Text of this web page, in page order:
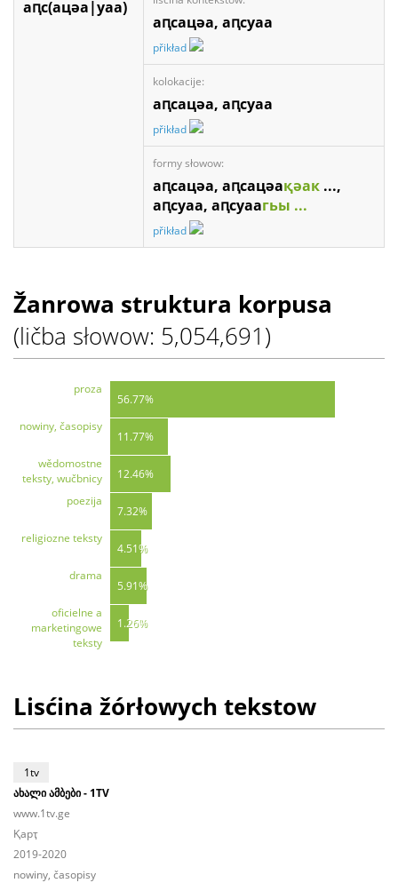
аԥс(ацәа|уаа)
аԥсацәа, аԥсуаа
přikład
kolokacije:
аԥсацәа, аԥсуаа
přikład
formy słowow:
аԥсацәа, аԥсацәақәак ...,
аԥсуаа, аԥсуаагьы ...
přikład
Žanrowa struktura korpusa
(ličba słowow: 5,054,691)
proza
56.77%
nowiny, časopisy
11.77%
wědomostne
teksty, wučbnicy
12.46%
poezija
7.32%
religiozne teksty
4.51%
drama
5.91%
oficielne a
marketingowe
teksty
1.26%
Lisćina žórłowych tekstow
1tv
ახალი ამბები - 1TV
www.1tv.ge
Қарҭ
2019-2020
nowiny, časopisy